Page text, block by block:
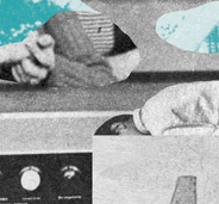
E școala